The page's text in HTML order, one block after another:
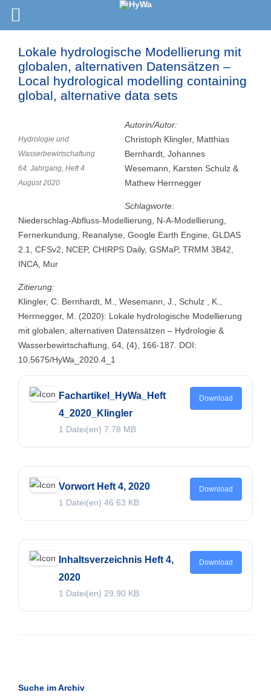
Lokale hydrologische Modellierung mit
globalen, alternativen Datensätzen –
Local hydrological modelling containing
global, alternative data sets
Hydrologie und
Wasserbewirtschaftung
64. Jahrgang, Heft 4
August 2020
Autorin/Autor:
Christoph Klingler, Matthias
Bernhardt, Johannes
Wesemann, Karsten Schulz &
Mathew Herrnegger
Schlagworte:
Niederschlag-Abfluss-Modellierung, N-A-Modellierung,
Fernerkundung, Reanalyse, Google Earth Engine, GLDAS
2.1, CFSv2, NCEP, CHIRPS Daily, GSMaP, TRMM 3B42,
INCA, Mur
Zitierung:
Klingler, C. Bernhardt, M., Wesemann, J., Schulz , K.,
Herrnegger, M. (2020): Lokale hydrologische Modellierung
mit globalen, alternativen Datensätzen – Hydrologie &
Wasserbewirtschaftung, 64, (4), 166-187. DOI:
10.5675/HyWa_2020.4_1
Fachartikel_HyWa_Heft
4_2020_Klingler
1 Datei(en) 7.78 MB
Download
Vorwort Heft 4, 2020
1 Datei(en) 46.63 KB
Download
Inhaltsverzeichnis Heft 4,
2020
1 Datei(en) 29.90 KB
Download
Suche im Archiv